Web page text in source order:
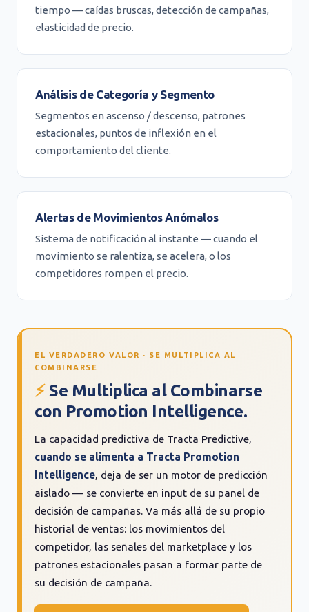
tiempo — caídas bruscas, detección de campañas,
elasticidad de precio.
Análisis de Categoría y Segmento
Segmentos en ascenso / descenso, patrones
estacionales, puntos de inflexión en el
comportamiento del cliente.
Alertas de Movimientos Anómalos
Sistema de notificación al instante — cuando el
movimiento se ralentiza, se acelera, o los
competidores rompen el precio.
EL VERDADERO VALOR · SE MULTIPLICA AL
COMBINARSE
⚡Se Multiplica al Combinarse
con Promotion Intelligence.
La capacidad predictiva de Tracta Predictive,
cuando se alimenta a Tracta Promotion
Intelligence, deja de ser un motor de predicción
aislado — se convierte en input de su panel de
decisión de campañas. Va más allá de su propio
historial de ventas: los movimientos del
competidor, las señales del marketplace y los
patrones estacionales pasan a formar parte de
su decisión de campaña.